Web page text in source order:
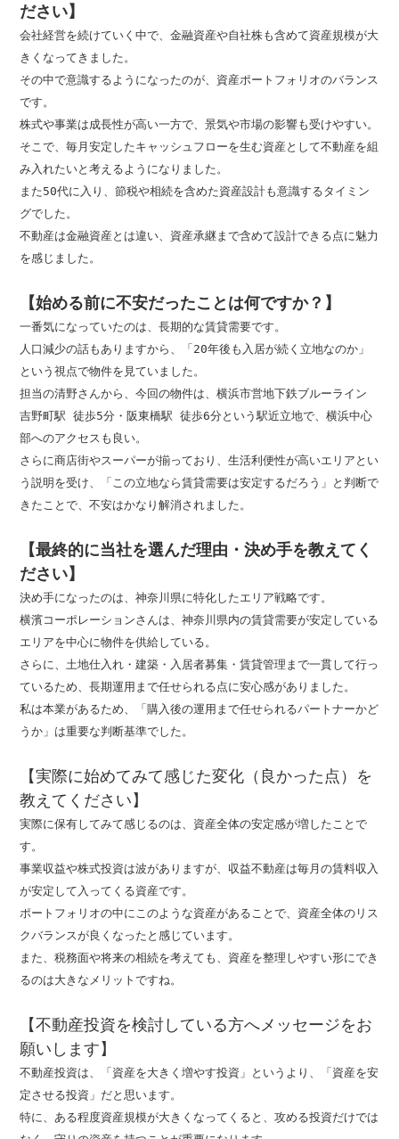
ださい】
会社経営を続けていく中で、金融資産や自社株も含めて資産規模が大
きくなってきました。
その中で意識するようになったのが、資産ポートフォリオのバランス
です。
株式や事業は成長性が高い一方で、景気や市場の影響も受けやすい。
そこで、毎月安定したキャッシュフローを生む資産として不動産を組
み入れたいと考えるようになりました。
また50代に入り、節税や相続を含めた資産設計も意識するタイミン
グでした。
不動産は金融資産とは違い、資産承継まで含めて設計できる点に魅力
を感じました。
【始める前に不安だったことは何ですか？】
一番気になっていたのは、長期的な賃貸需要です。
人口減少の話もありますから、「20年後も入居が続く立地なのか」
という視点で物件を見ていました。
担当の清野さんから、今回の物件は、横浜市営地下鉄ブルーライン
吉野町駅 徒歩5分・阪東橋駅 徒歩6分という駅近立地で、横浜中心
部へのアクセスも良い。
さらに商店街やスーパーが揃っており、生活利便性が高いエリアとい
う説明を受け、「この立地なら賃貸需要は安定するだろう」と判断で
きたことで、不安はかなり解消されました。
【最終的に当社を選んだ理由・決め手を教えてく
ださい】
決め手になったのは、神奈川県に特化したエリア戦略です。
横濱コーポレーションさんは、神奈川県内の賃貸需要が安定している
エリアを中心に物件を供給している。
さらに、土地仕入れ・建築・入居者募集・賃貸管理まで一貫して行っ
ているため、長期運用まで任せられる点に安心感がありました。
私は本業があるため、「購入後の運用まで任せられるパートナーかど
うか」は重要な判断基準でした。
【実際に始めてみて感じた変化（良かった点）を
教えてください】
実際に保有してみて感じるのは、資産全体の安定感が増したことで
す。
事業収益や株式投資は波がありますが、収益不動産は毎月の賃料収入
が安定して入ってくる資産です。
ポートフォリオの中にこのような資産があることで、資産全体のリス
クバランスが良くなったと感じています。
また、税務面や将来の相続を考えても、資産を整理しやすい形にでき
るのは大きなメリットですね。
【不動産投資を検討している方へメッセージをお
願いします】
不動産投資は、「資産を大きく増やす投資」というより、「資産を安
定させる投資」だと思います。
特に、ある程度資産規模が大きくなってくると、攻める投資だけでは